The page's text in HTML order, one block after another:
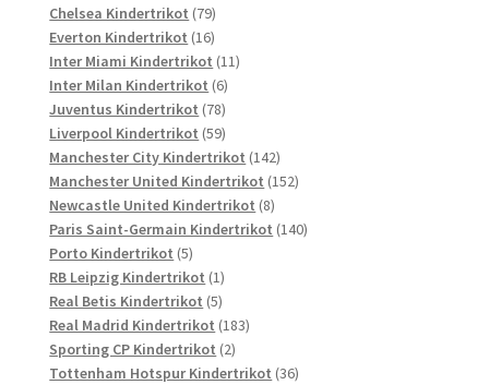
Chelsea Kindertrikot 7979
Produkte
Everton Kindertrikot 1616
Produkte
Inter Miami Kindertrikot 1111
Inter Milan Kindertrikot 66
Produkte
Juventus Kindertrikot 7878
Produkte
Liverpool Kindertrikot 5959
Produkte
Manchester City Kindertrikot 142142
Produkte
Manchester United Kindertrikot 152152
Newcastle United Kindertrikot 88
Produkte
Paris Saint-Germain Kindertrikot 140140
Porto Kindertrikot 55
Produkte
RB Leipzig Kindertrikot 11
Produkt
Real Betis Kindertrikot 55
Produkte
Real Madrid Kindertrikot 183183
Sporting CP Kindertrikot 22
Produkte
Tottenham Hotspur Kindertrikot 3636